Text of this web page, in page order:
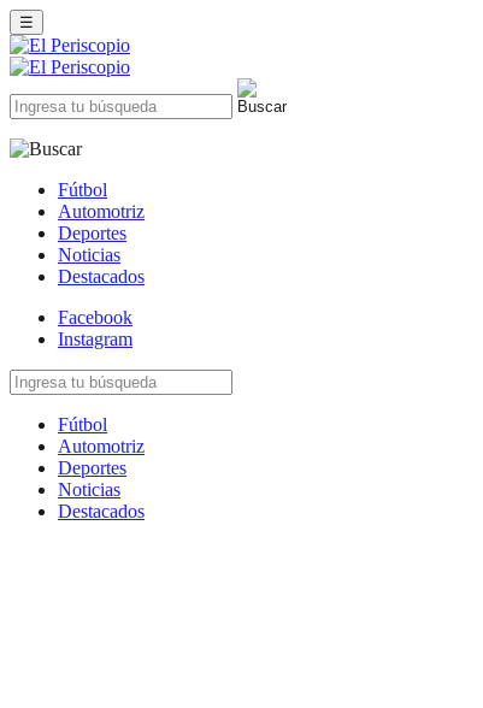
☰
Fútbol
Automotriz
Deportes
Noticias
Destacados
Facebook
Instagram
Fútbol
Automotriz
Deportes
Noticias
Destacados